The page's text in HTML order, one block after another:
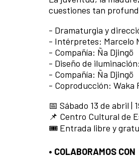
cuestiones tan
- Dramaturgia y
- Intérpretes: Marcelo
- Compañía: Ña Djingö
- Diseño de
- Compañía: Ña Djingö
- Coproducción: Waka
📅 Sábado 13 de abril |
📌 Centro Cultural de
🎟️ Entrada libre y
• COLABORAMOS CON